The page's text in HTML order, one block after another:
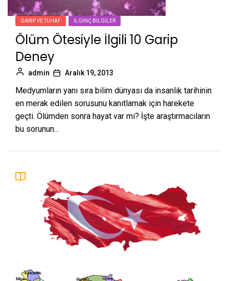
GARIP VE TUHAF İLGINÇ BILGILER
Ölüm Ötesiyle İlgili 10 Garip
Deney
admin Aralık 19, 2013
Medyumların yanı sıra bilim dünyası da insanlık tarihinin
en merak edilen sorusunu kanıtlamak için harekete
geçti. Ölümden sonra hayat var mı? İşte araştırmacıların
bu sorunun...